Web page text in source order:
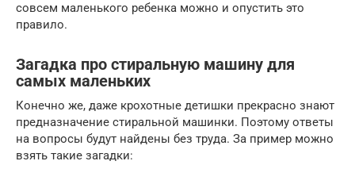
совсем маленького ребенка можно и опустить это
правило.
Загадка про стиральную машину для
самых маленьких
Конечно же, даже крохотные детишки прекрасно знают
предназначение стиральной машинки. Поэтому ответы
на вопросы будут найдены без труда. За пример можно
взять такие загадки: